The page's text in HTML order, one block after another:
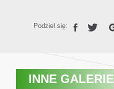
Podziel się:
INNE GALERIE